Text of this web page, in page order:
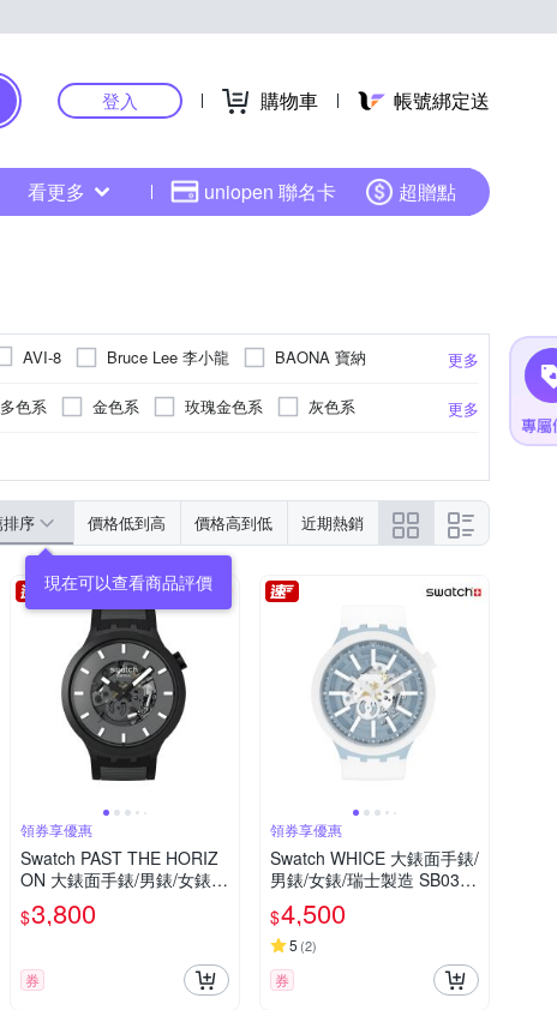
登入 購物車 帳號綁定送
看更多 uniopen 聯名卡 超贈點
更多
AVI-8 Bruce Lee 李小龍
BAONA 寶納
趣館 EDISON 愛迪生
elegantsis 愛樂時
Kelaimiya 克萊米亞 KINYO
LIBERTY
BOX PHILIPPI
Relax Time
SKMEI 時刻美 Timberland
更多
多色系 金色系 玫瑰金色系
灰色系
序 價格低到高 價格高到低 近期熱銷
現在可以查看商品評價
領券享優惠
Swatch PAST THE HORIZ
ON 大錶面手錶/男錶/女錶/
瑞士製造 SB05B113 (47m
m)
$3,800
券
領券享優惠
Swatch WHICE 大錶面手錶/
男錶/女錶/瑞士製造 SB03N
103 (47mm)
$4,500
5 (2)
券